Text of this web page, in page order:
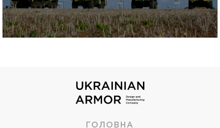
ГОЛОВНА